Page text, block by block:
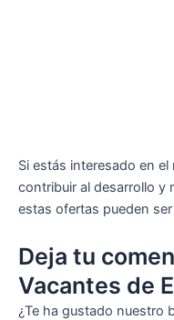
Si estás interesado en
contribuir al desarrollo y
estas ofertas pueden
Deja tu
Vacantes de
¿Te ha gustado nuestro